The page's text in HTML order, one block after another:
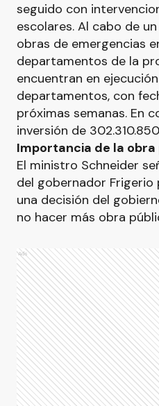
seguido con
escolares. Al cabo de
obras de emergencias
departamentos de la
encuentran en
departamentos, con
próximas semanas. En
inversión de
Importancia de la obra
El ministro Schneider
del gobernador
una decisión del
no hacer más obra
Ads